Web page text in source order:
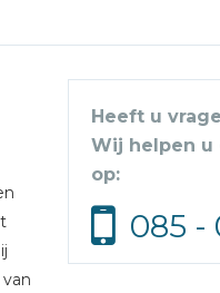
Heeft u
Wij helpen u
op:
085 -